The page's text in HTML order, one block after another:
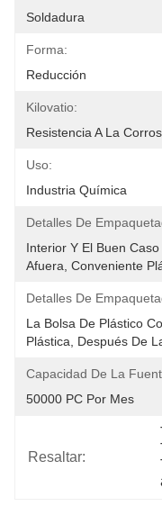
Soldadura
Forma:
Reducción
Kilovatio:
Resistencia A La
Uso:
Industria Química
Detalles De
Interior Y El Buen
Afuera, Conveniente
Detalles De
La Bolsa De Plástico
Plástica, Después De
Capacidad De La
50000 PC Por Mes
Resaltar: